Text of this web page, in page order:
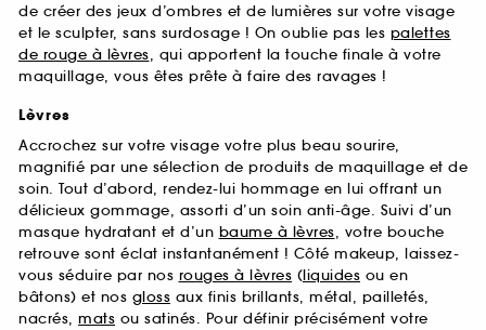
de créer des jeux d’ombres et de lumières sur votre visage
et le sculpter, sans surdosage ! On oublie pas les palettes
de rouge à lèvres, qui apportent la touche finale à votre
maquillage, vous êtes prête à faire des ravages !
Lèvres
Accrochez sur votre visage votre plus beau sourire,
magnifié par une sélection de produits de maquillage et de
soin. Tout d’abord, rendez-lui hommage en lui offrant un
délicieux gommage, assorti d’un soin anti-âge. Suivi d’un
masque hydratant et d’un baume à lèvres, votre bouche
retrouve sont éclat instantanément ! Côté makeup, laissez-
vous séduire par nos rouges à lèvres (liquides ou en
bâtons) et nos gloss aux finis brillants, métal, pailletés,
nacrés, mats ou satinés. Pour définir précisément votre